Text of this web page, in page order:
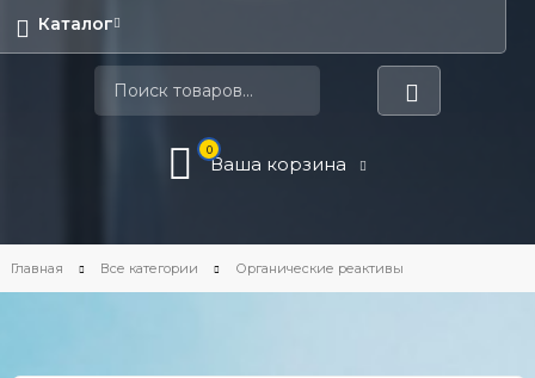
Каталог
0
Ваша корзина
Главная Все категории Органические реактивы